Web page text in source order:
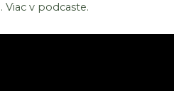
v podcaste.